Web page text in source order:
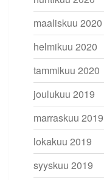
maaliskuu 2020
helmikuu 2020
tammikuu 2020
joulukuu 2019
marraskuu 2019
lokakuu 2019
syyskuu 2019